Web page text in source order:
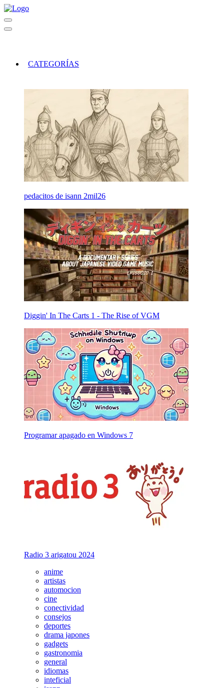
CATEGORÍAS
pedacitos de isann 2mil26
Diggin' In The Carts 1 - The Rise of VGM
Programar apagado en Windows 7
Radio 3 arigatou 2024
anime
artistas
automocion
cine
conectividad
consejos
deportes
drama japones
gadgets
gastronomia
general
idiomas
inteficial